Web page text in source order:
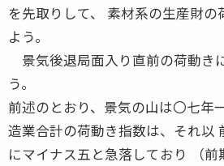
を先取りして、 素材系の生産財の
よう。
景気後退局面入り直前の荷動き
う。
前述のとおり、景気の山は〇七年
造業合計の荷動き指数は、それ以
にマイナス五と急落しており （前